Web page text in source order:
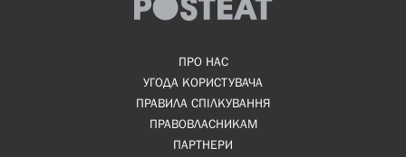
ПРО НАС
УГОДА КОРИСТУВАЧА
ПРАВИЛА СПІЛКУВАННЯ
ПРАВОВЛАСНИКАМ
ПАРТНЕРИ